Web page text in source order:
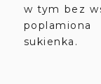
w tym bez
sukienka.